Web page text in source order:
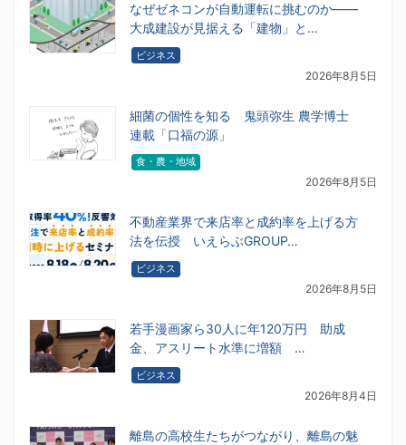
なぜゼネコンが自動運転に挑むのか――
大成建設が見据える「建物」と…
ビジネス
2026年8月5日
細菌の個性を知る 鬼頭弥生 農学博士
連載「口福の源」
食・農・地域
2026年8月5日
不動産業界で来店率と成約率を上げる方
法を伝授 いえらぶGROUP…
ビジネス
2026年8月5日
若手漫画家ら30人に年120万円 助成
金、アスリート水準に増額 …
ビジネス
2026年8月4日
離島の高校生たちがつながり、離島の魅